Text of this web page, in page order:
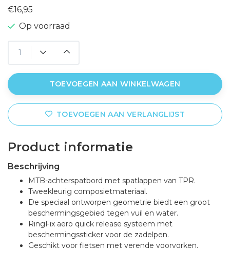
€16,95
Op voorraad
TOEVOEGEN AAN WINKELWAGEN
TOEVOEGEN AAN VERLANGLIJST
Product informatie
Beschrijving
MTB-achterspatbord met spatlappen van TPR.
Tweekleurig composietmateriaal.
De speciaal ontworpen geometrie biedt een groot
beschermingsgebied tegen vuil en water.
RingFix aero quick release systeem met
beschermingssticker voor de zadelpen.
Geschikt voor fietsen met verende voorvorken.